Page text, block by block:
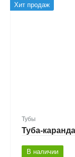
Хит продаж
Тубы
Туба-
В наличии